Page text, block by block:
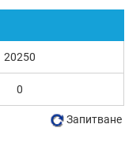
20250
0
Запитване